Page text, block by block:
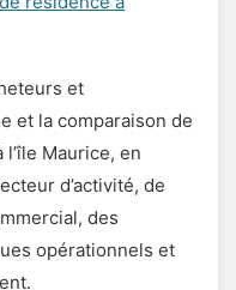
et
et la comparaison de
Maurice, en
d’activité, de
des
opérationnels et